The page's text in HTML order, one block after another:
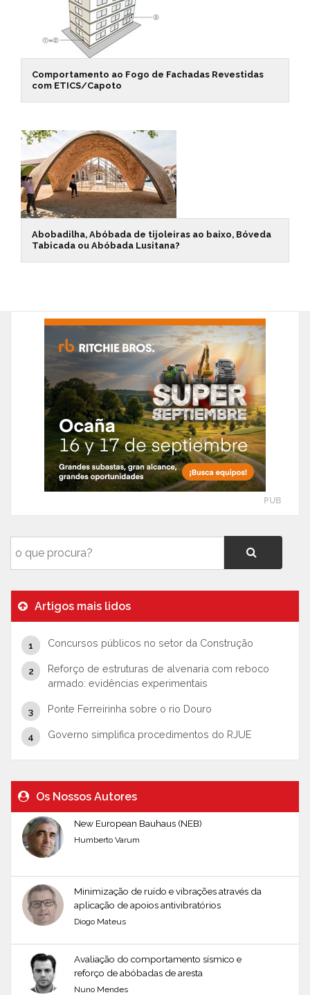
Comportamento ao Fogo de Fachadas Revestidas
com ETICS/Capoto
Abobadilha, Abóbada de tijoleiras ao baixo, Bóveda
Tabicada ou Abóbada Lusitana?
PUB
Artigos mais lidos
Concursos públicos no setor da Construção
Reforço de estruturas de alvenaria com reboco
armado: evidências experimentais
Ponte Ferreirinha sobre o rio Douro
Governo simplifica procedimentos do RJUE
Os Nossos Autores
New European Bauhaus (NEB)
Humberto Varum
Minimização de ruído e vibrações através da
aplicação de apoios antivibratórios
Diogo Mateus
Avaliação do comportamento sísmico e
reforço de abóbadas de aresta
Nuno Mendes